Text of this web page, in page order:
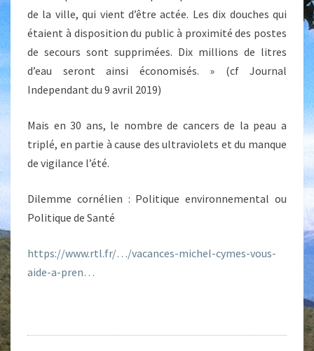
de la ville, qui vient d’être actée. Les dix douches qui
étaient à disposition du public à proximité des postes
de secours sont supprimées. Dix millions de litres
d’eau seront ainsi économisés. » (cf Journal
Independant du 9 avril 2019)
Mais en 30 ans, le nombre de cancers de la peau a
triplé, en partie à cause des ultraviolets et du manque
de vigilance l’été.
Dilemme cornélien : Politique environnemental ou
Politique de Santé
https://www.rtl.fr/…/vacances-michel-cymes-vous-
aide-a-pren…